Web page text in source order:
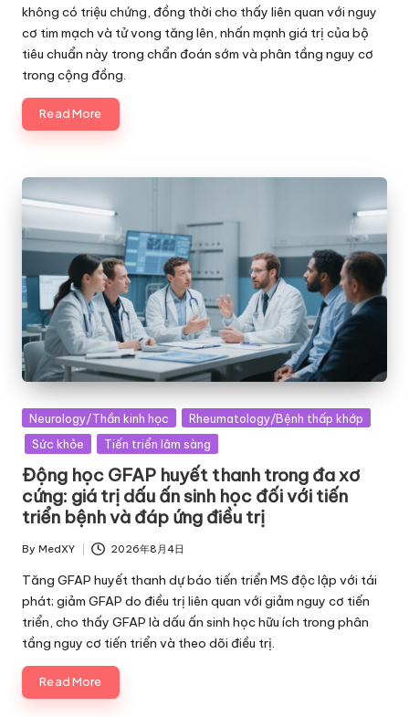
không có triệu chứng, đồng thời cho thấy liên quan với nguy
cơ tim mạch và tử vong tăng lên, nhấn mạnh giá trị của bộ
tiêu chuẩn này trong chẩn đoán sớm và phân tầng nguy cơ
trong cộng đồng.
Read More
Posted
in
Neurology/Thần kinh học
Rheumatology/Bệnh thấp khớp
Sức khỏe
Tiến triển lâm sàng
Động học GFAP huyết thanh trong đa xơ
cứng: giá trị dấu ấn sinh học đối với tiến
triển bệnh và đáp ứng điều trị
Posted
by
By MedXY 2026年8月4日
Tăng GFAP huyết thanh dự báo tiến triển MS độc lập với tái
phát; giảm GFAP do điều trị liên quan với giảm nguy cơ tiến
triển, cho thấy GFAP là dấu ấn sinh học hữu ích trong phân
tầng nguy cơ tiến triển và theo dõi điều trị.
Read More